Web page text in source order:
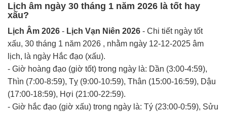
Lịch âm ngày 30 tháng 1 năm 2026 là tốt hay
xấu?
Lịch Âm 2026 - Lịch Vạn Niên 2026 - Chi tiết ngày tốt
xấu, 30 tháng 1 năm 2026 , nhằm ngày 12-12-2025 âm
lịch, là ngày Hắc đạo (xấu).
- Giờ hoàng đạo (giờ tốt) trong ngày là: Dần (3:00-4:59),
Thìn (7:00-8:59), Tỵ (9:00-10:59), Thân (15:00-16:59), Dậu
(17:00-18:59), Hợi (21:00-22:59).
- Giờ hắc đạo (giờ xấu) trong ngày là: Tý (23:00-0:59), Sửu